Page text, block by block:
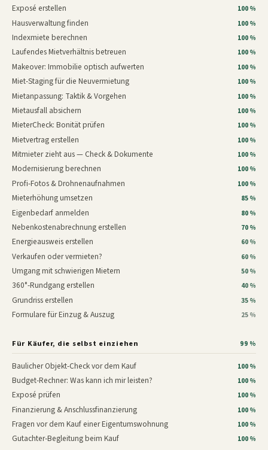
Exposé erstellen 100 %
Hausverwaltung finden 100 %
Indexmiete berechnen 100 %
Laufendes Mietverhältnis betreuen 100 %
Makeover: Immobilie optisch aufwerten 100 %
Miet-Staging für die Neuvermietung 100 %
Mietanpassung: Taktik & Vorgehen 100 %
Mietausfall absichern 100 %
MieterCheck: Bonität prüfen 100 %
Mietvertrag erstellen 100 %
Mitmieter zieht aus — Check & Dokumente 100 %
Modernisierung berechnen 100 %
Profi-Fotos & Drohnenaufnahmen 100 %
Mieterhöhung umsetzen 85 %
Eigenbedarf anmelden 80 %
Nebenkostenabrechnung erstellen 70 %
Energieausweis erstellen 60 %
Verkaufen oder vermieten? 60 %
Umgang mit schwierigen Mietern 50 %
360°-Rundgang erstellen 40 %
Grundriss erstellen 35 %
Formulare für Einzug & Auszug 25 %
Für Käufer, die selbst einziehen 99 %
Baulicher Objekt-Check vor dem Kauf 100 %
Budget-Rechner: Was kann ich mir leisten? 100 %
Exposé prüfen 100 %
Finanzierung & Anschlussfinanzierung 100 %
Fragen vor dem Kauf einer Eigentumswohnung 100 %
Gutachter-Begleitung beim Kauf 100 %